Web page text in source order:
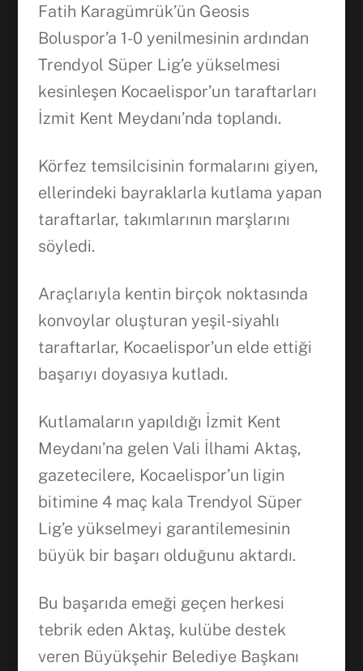
Fatih Karagümrük’ün Geosis
Boluspor’a 1-0 yenilmesinin ardından
Trendyol Süper Lig’e yükselmesi
kesinleşen Kocaelispor’un taraftarları
İzmit Kent Meydanı’nda toplandı.
Körfez temsilcisinin formalarını giyen,
ellerindeki bayraklarla kutlama yapan
taraftarlar, takımlarının marşlarını
söyledi.
Araçlarıyla kentin birçok noktasında
konvoylar oluşturan yeşil-siyahlı
taraftarlar, Kocaelispor’un elde ettiği
başarıyı doyasıya kutladı.
Kutlamaların yapıldığı İzmit Kent
Meydanı’na gelen Vali İlhami Aktaş,
gazetecilere, Kocaelispor’un ligin
bitimine 4 maç kala Trendyol Süper
Lig’e yükselmeyi garantilemesinin
büyük bir başarı olduğunu aktardı.
Bu başarıda emeği geçen herkesi
tebrik eden Aktaş, kulübe destek
veren Büyükşehir Belediye Başkanı